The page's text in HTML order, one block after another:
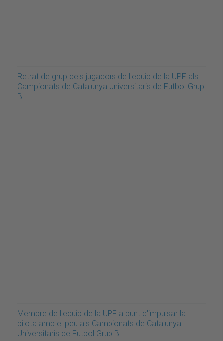
Retrat de grup dels jugadors de l'equip de la UPF als
Campionats de Catalunya Universitaris de Futbol Grup
B
Membre de l'equip de la UPF a punt d'impulsar la
pilota amb el peu als Campionats de Catalunya
Universitaris de Futbol Grup B